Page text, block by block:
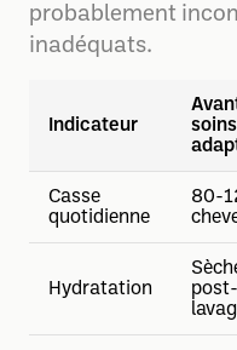
probablement
inadéquats.
Indicateur
soins
Casse
quotidienne
80-
Hydratation
post-